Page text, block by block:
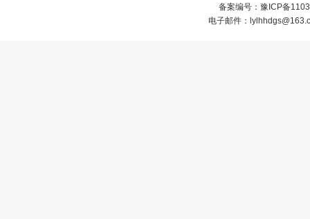
备案编号： 豫ICP备
电子邮件：